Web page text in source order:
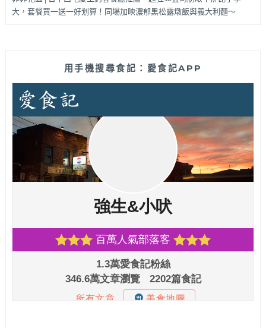
大，套餐買一送一好划算！同場加映濃郁黑松露燉飯與義大利麵～
用手機搜尋食記：愛食記APP